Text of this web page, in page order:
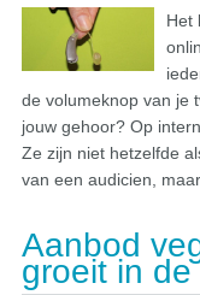
Het
de volumeknop van je
jouw gehoor? Op
Ze zijn niet hetzelfde
van een audicien,
Aanbod
groeit in